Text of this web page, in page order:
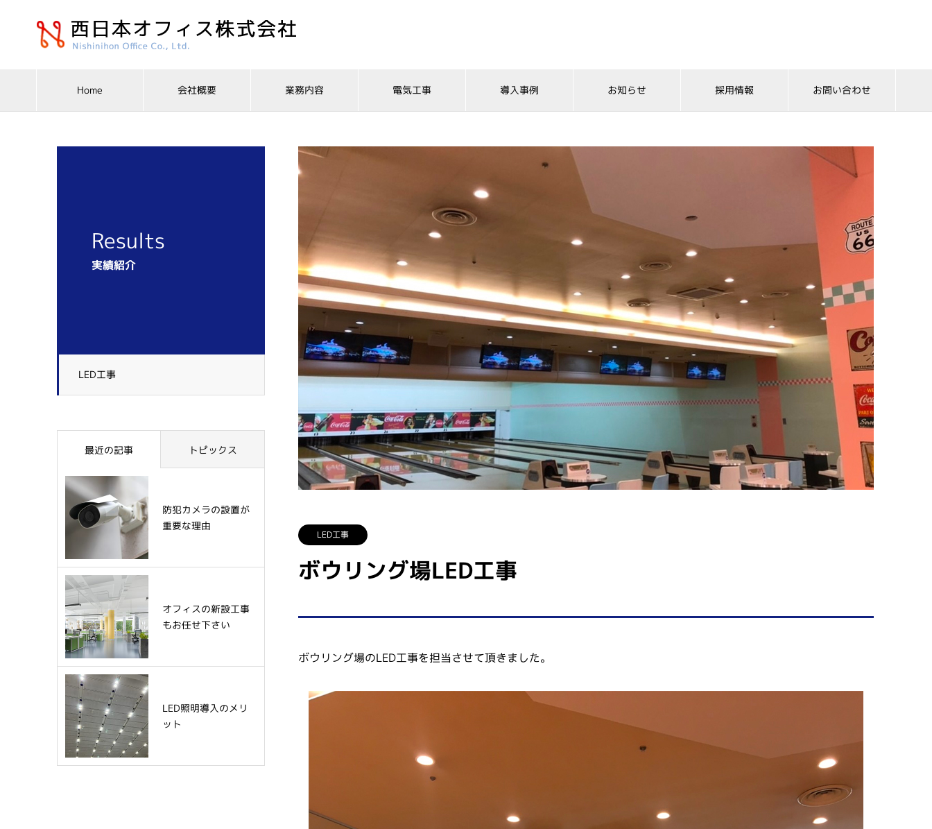
Home 会社概要 業務内容 電気工事 導入事例 お知らせ 採用情報 お問い合わせ
Results
実績紹介
LED工事
LED工事
ボウリング場LED工事
ボウリング場のLED工事を担当させて頂きました。
最近の記事 トピックス
防犯カメラの設置が
重要な理由
オフィスの新設工事
もお任せ下さい
LED照明導入のメリ
ット